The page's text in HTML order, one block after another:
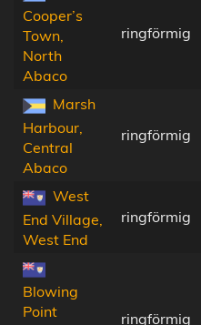
Cooper’s
Town,
North
Abaco
ringförmig
Marsh
Harbour,
Central
Abaco
ringförmig
West
End Village,
West End
ringförmig
Blowing
Point
ringförmig